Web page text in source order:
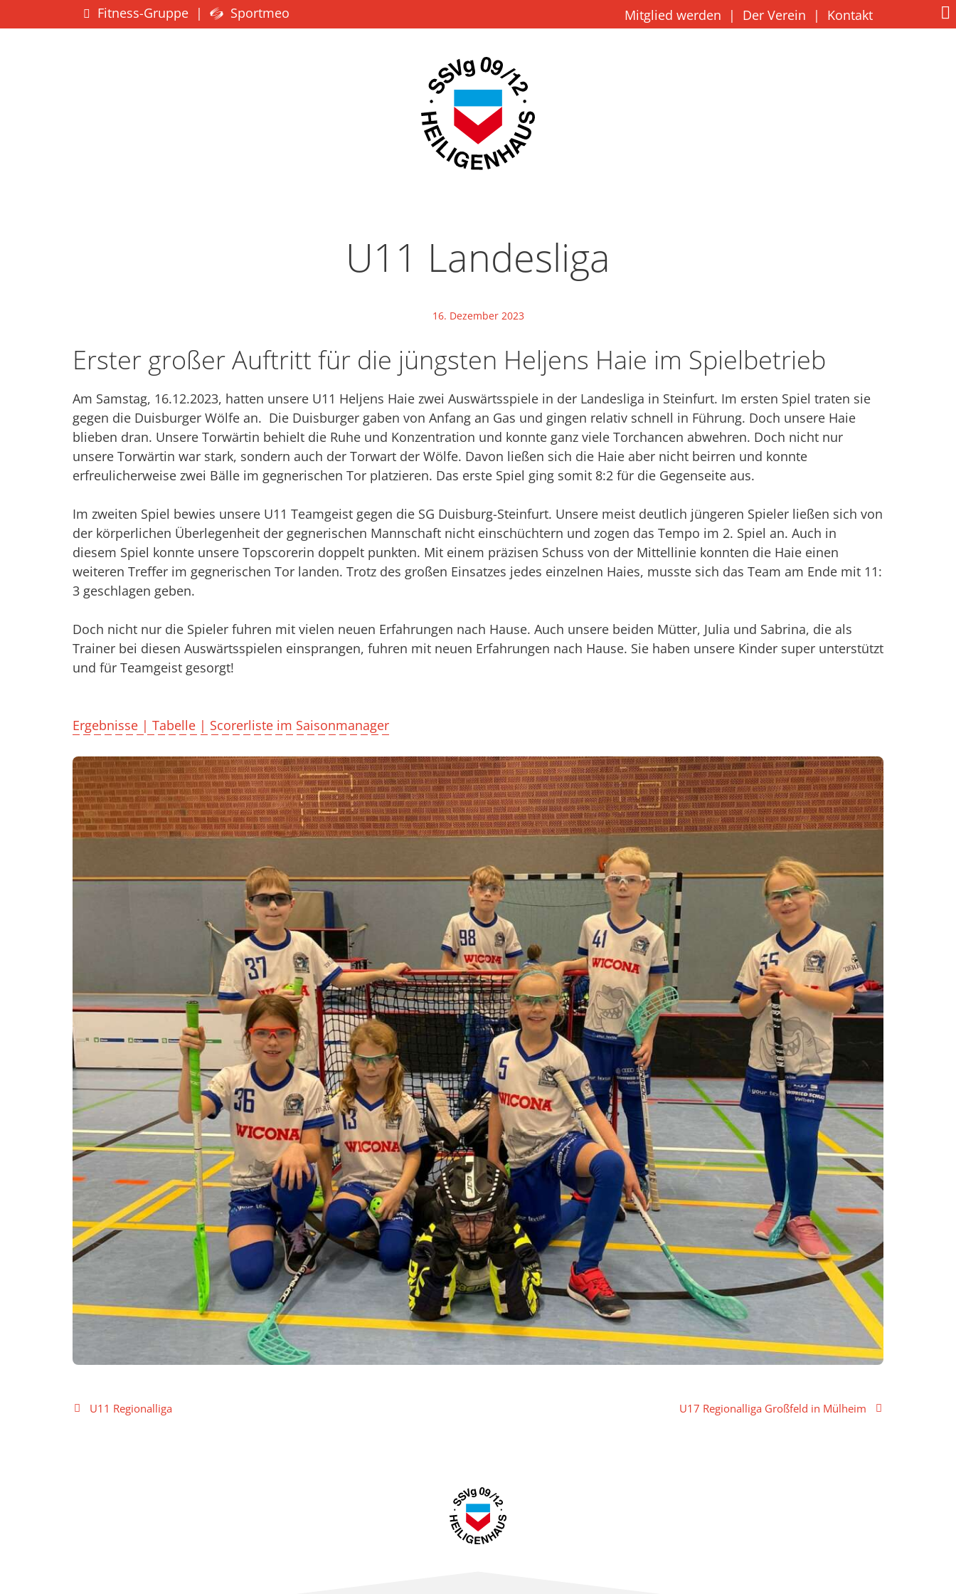
Fitness-Gruppe | Sportmeo Mitglied werden | Der Verein | Kontakt
U11 Landesliga
16. Dezember 2023
Erster großer Auftritt für die jüngsten Heljens Haie im Spielbetrieb
Am Samstag, 16.12.2023, hatten unsere U11 Heljens Haie zwei Auswärtsspiele in der Landesliga in Steinfurt. Im ersten Spiel traten sie
gegen die Duisburger Wölfe an. Die Duisburger gaben von Anfang an Gas und gingen relativ schnell in Führung. Doch unsere Haie
blieben dran. Unsere Torwärtin behielt die Ruhe und Konzentration und konnte ganz viele Torchancen abwehren. Doch nicht nur
unsere Torwärtin war stark, sondern auch der Torwart der Wölfe. Davon ließen sich die Haie aber nicht beirren und konnte
erfreulicherweise zwei Bälle im gegnerischen Tor platzieren. Das erste Spiel ging somit 8:2 für die Gegenseite aus.
Im zweiten Spiel bewies unsere U11 Teamgeist gegen die SG Duisburg-Steinfurt. Unsere meist deutlich jüngeren Spieler ließen sich von
der körperlichen Überlegenheit der gegnerischen Mannschaft nicht einschüchtern und zogen das Tempo im 2. Spiel an. Auch in
diesem Spiel konnte unsere Topscorerin doppelt punkten. Mit einem präzisen Schuss von der Mittellinie konnten die Haie einen
weiteren Treffer im gegnerischen Tor landen. Trotz des großen Einsatzes jedes einzelnen Haies, musste sich das Team am Ende mit 11:
3 geschlagen geben.
Doch nicht nur die Spieler fuhren mit vielen neuen Erfahrungen nach Hause. Auch unsere beiden Mütter, Julia und Sabrina, die als
Trainer bei diesen Auswärtsspielen einsprangen, fuhren mit neuen Erfahrungen nach Hause. Sie haben unsere Kinder super unterstützt
und für Teamgeist gesorgt!
Ergebnisse | Tabelle | Scorerliste im Saisonmanager
Beitragsnavigation
U11 Regionalliga U17 Regionalliga Großfeld in Mülheim